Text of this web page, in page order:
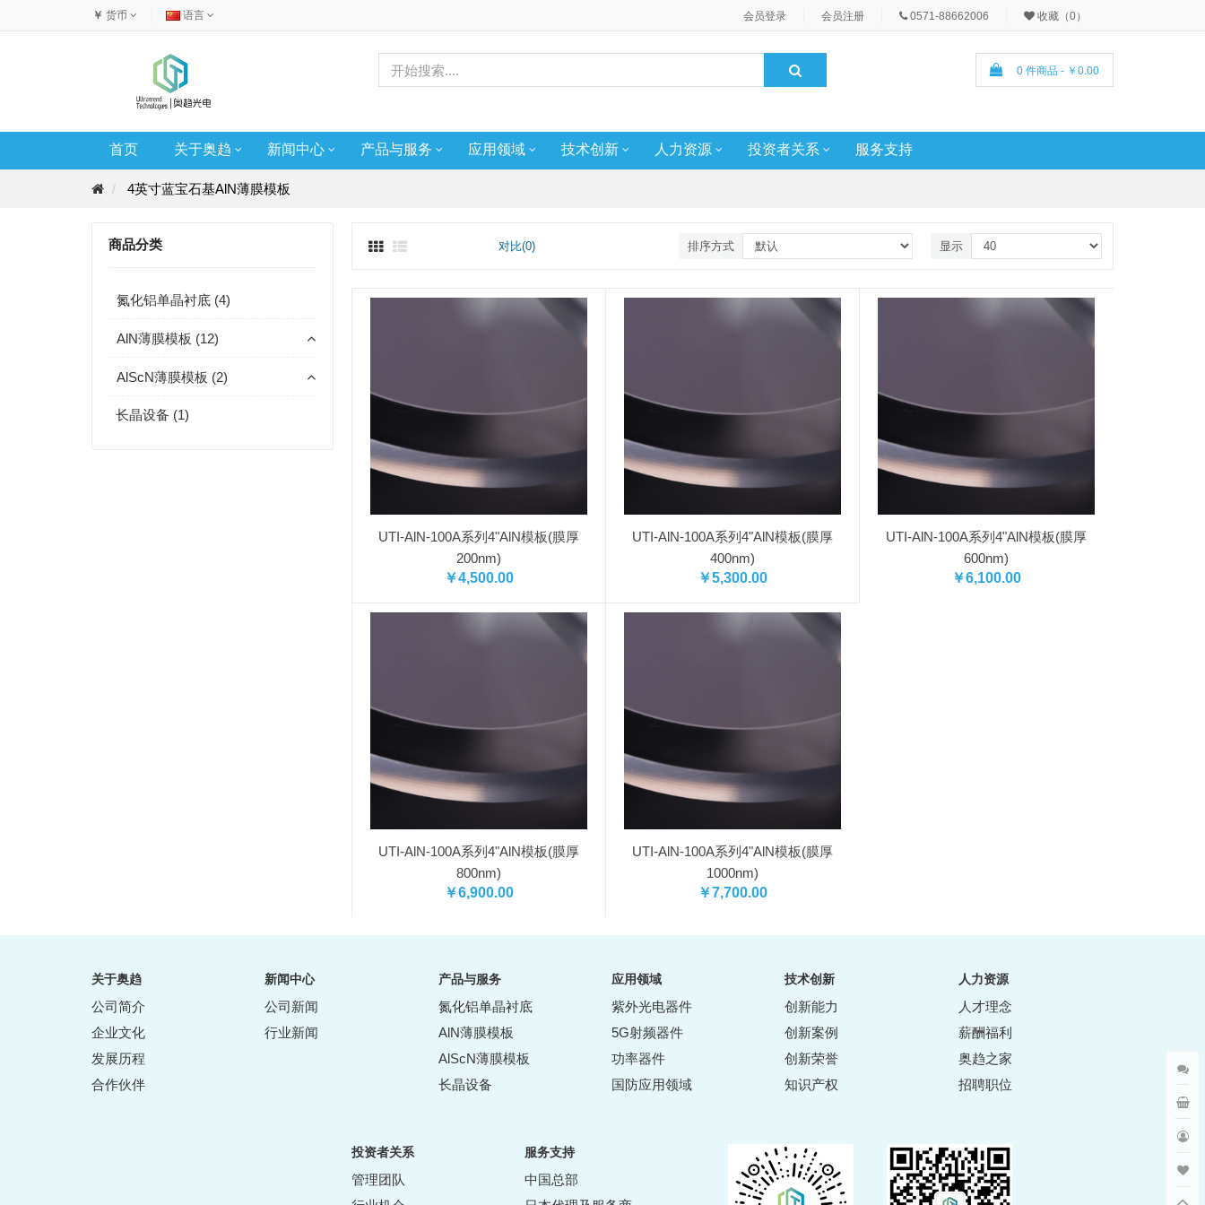
￥ 货币 语言 会员登录 会员注册 0571-88662006 收藏（0）
0 件商品 - ￥0.00
首页 关于奥趋 新闻中心 产品与服务 应用领域 技术创新 人力资源 投资者关系 服务支持
4英寸蓝宝石基AlN薄膜模板
商品分类
氮化铝单晶衬底 (4)
AlN薄膜模板 (12)
AlScN薄膜模板 (2)
长晶设备 (1)
对比(0) 排序方式 显示
UTI-AlN-100A系列4"AlN模板(膜厚
200nm)
￥4,500.00
UTI-AlN-100A系列4"AlN模板(膜厚
400nm)
￥5,300.00
UTI-AlN-100A系列4"AlN模板(膜厚
600nm)
￥6,100.00
UTI-AlN-100A系列4"AlN模板(膜厚
800nm)
￥6,900.00
UTI-AlN-100A系列4"AlN模板(膜厚
1000nm)
￥7,700.00
关于奥趋
公司简介
企业文化
发展历程
合作伙伴
新闻中心
公司新闻
行业新闻
产品与服务
氮化铝单晶衬底
AlN薄膜模板
AlScN薄膜模板
长晶设备
应用领域
紫外光电器件
5G射频器件
功率器件
国防应用领域
技术创新
创新能力
创新案例
创新荣誉
知识产权
人力资源
人才理念
薪酬福利
奥趋之家
招聘职位
投资者关系
管理团队
服务支持
中国总部